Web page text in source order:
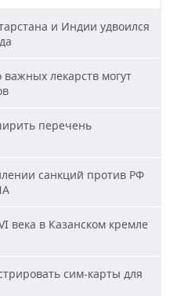
и Индии удвоился
лекарств могут
перечень
санкций против РФ
века в Казанском кремле
сим-карты для